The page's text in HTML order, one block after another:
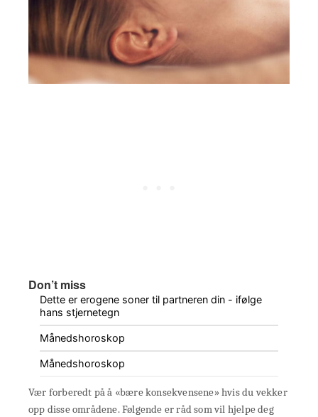
Don’t miss
Dette er erogene soner til partneren din - ifølge
hans stjernetegn
Månedshoroskop
Månedshoroskop
Vær forberedt på å «bære konsekvensene» hvis du vekker
opp disse områdene. Følgende er råd som vil hjelpe deg